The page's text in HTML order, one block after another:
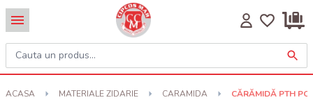
ACASA MATERIALE ZIDARIE CARAMIDA CĂRĂMIDĂ PTH